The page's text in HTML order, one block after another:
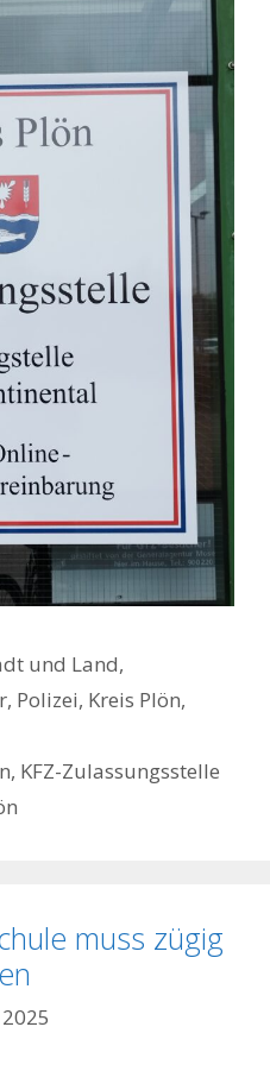
und Land,
Polizei, Kreis Plön,
, KFZ-Zulassungsstelle
muss zügig